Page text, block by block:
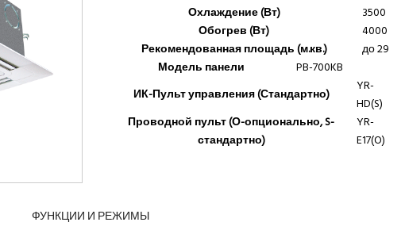
Охлаждение (Вт)
3500
Обогрев (Вт)
4000
Рекомендованная площадь (м.кв.)
до 29
Модель панели
PB-700KB
ИК-Пульт управления (Стандартно)
YR-
HD(S)
Проводной пульт (О-опционально, S-
стандартно)
YR-
E17(O)
ФУНКЦИИ И РЕЖИМЫ